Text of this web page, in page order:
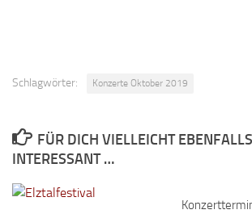
Schlagwörter: Konzerte Oktober 2019
FÜR DICH VIELLEICHT EBENFALLS
INTERESSANT …